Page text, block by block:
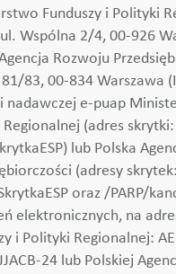
Funduszy i Polityki
ul. Wspólna 2/4, 00-926
Rozwoju
81/83, 00-834 Warszawa
nadawczej e-puap
Regionalnej (adres skrytki:
lub Polska
(adresy
oraz /PARP/
elektronicznych, na
i Polityki Regionalnej:
24 lub Polskiej